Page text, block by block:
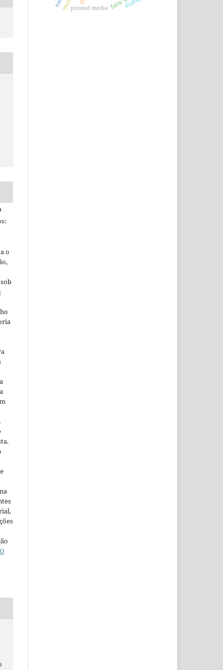
o
O
printed media